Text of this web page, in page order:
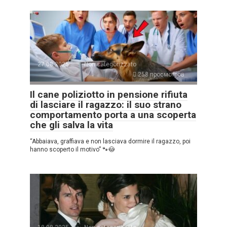
27.08.2025
Non categorizzato
258 просмотров
Il cane poliziotto in pensione rifiuta
di lasciare il ragazzo: il suo strano
comportamento porta a una scoperta
che gli salva la vita
“Abbaiava, graffiava e non lasciava dormire il ragazzo, poi
hanno scoperto il motivo” 🐾😳